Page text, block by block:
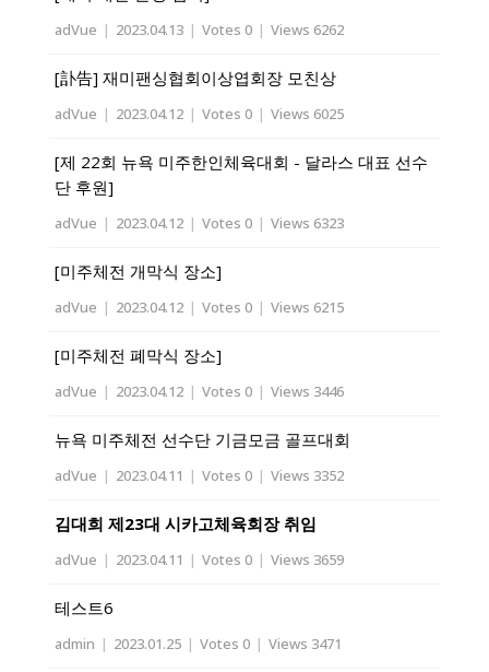
adVue | 2023.04.13 | Votes 0 | Views 6262
[訃告] 재미팬싱협회이상엽회장 모친상
adVue | 2023.04.12 | Votes 0 | Views 6025
[제 22회 뉴욕 미주한인체육대회 - 달라스 대표 선수
단 후원]
adVue | 2023.04.12 | Votes 0 | Views 6323
[미주체전 개막식 장소]
adVue | 2023.04.12 | Votes 0 | Views 6215
[미주체전 폐막식 장소]
adVue | 2023.04.12 | Votes 0 | Views 3446
뉴욕 미주체전 선수단 기금모금 골프대회
adVue | 2023.04.11 | Votes 0 | Views 3352
김대희 제23대 시카고체육회장 취임
adVue | 2023.04.11 | Votes 0 | Views 3659
테스트6
admin | 2023.01.25 | Votes 0 | Views 3471